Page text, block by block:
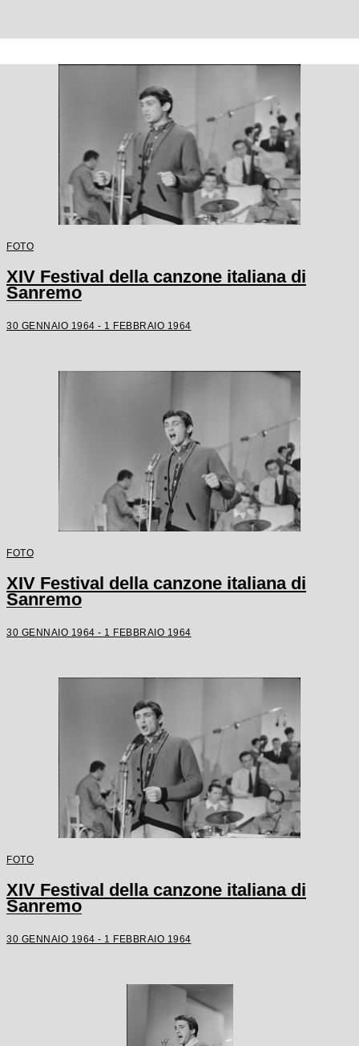
FOTO
XIV Festival della canzone italiana di
Sanremo
30 GENNAIO 1964 - 1 FEBBRAIO 1964
FOTO
XIV Festival della canzone italiana di
Sanremo
30 GENNAIO 1964 - 1 FEBBRAIO 1964
FOTO
XIV Festival della canzone italiana di
Sanremo
30 GENNAIO 1964 - 1 FEBBRAIO 1964